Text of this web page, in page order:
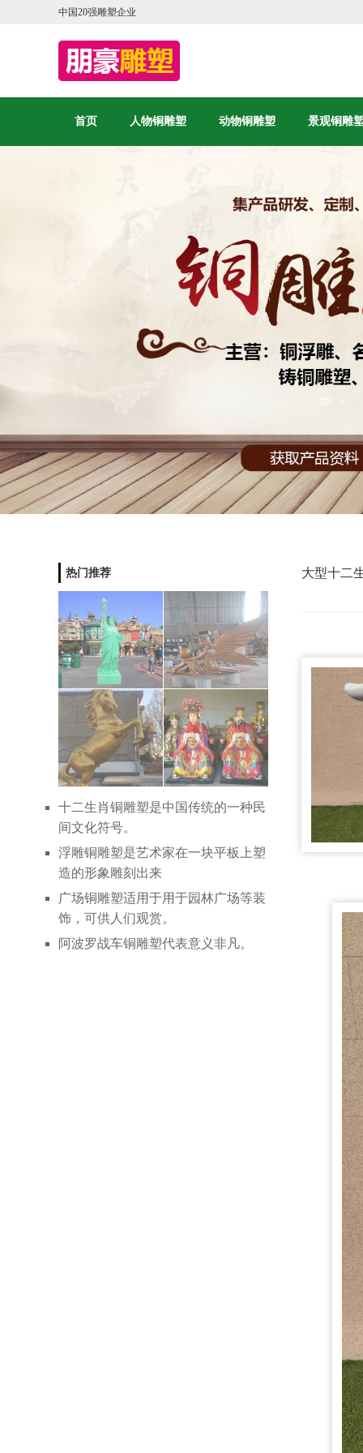
中国20强雕塑企业
首页 人物铜雕塑 动物铜雕塑 景观铜雕
大型十二
热门推荐
十二生肖铜雕塑是中国传统的一种民
间文化符号。
浮雕铜雕塑是艺术家在一块平板上塑
造的形象雕刻出来
广场铜雕塑适用于用于园林广场等装
饰，可供人们观赏。
阿波罗战车铜雕塑代表意义非凡。